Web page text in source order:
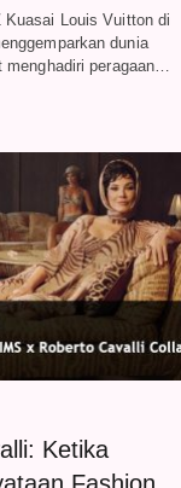
Louis Vuitton di
dunia
menghadiri peragaan…
Ketika